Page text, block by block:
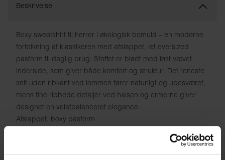
Beskrivelse
Boxy sweatshirt til herrer i økologisk bomuld – en moderne
fortolkning af klassikeren med afslappet, let oversized
pasform til daglig brug. Stoffet er blødt med løst vævet
inderside, som giver både komfort og struktur. Det reneste
snit uden ribkant ved lommen fører naturligt og ubesværet,
mens fine ribbede detaljer ved halsen og ermerne giver
designet en velafbalanceret elegance.
Afslappet, boxy pasform
Glat kant uden ribning – naturligt fald